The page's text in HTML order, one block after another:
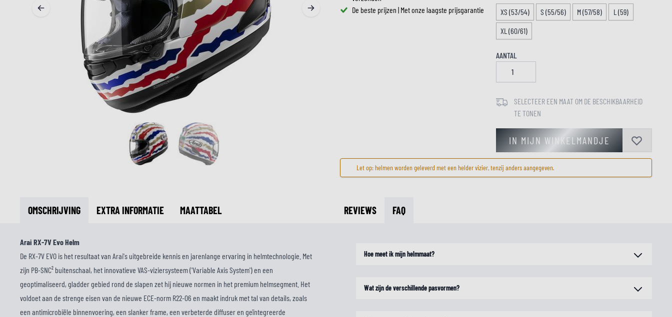
ZONNEVIZIEREN
MIDDEN & ONDERKLEDING
ONDERKLEDING
MIDDENKLEDING
COLLETJES & HELMMUTSEN
SOKKEN
KOELVESTEN
BESCHERMING & ACCESSOIRES
AIRBAGS
OVERHEMDEN
SOKKEN
TANKTASSEN
ZADELTASSEN
BAGAGEREKKEN & BEVESTIGINGEN
XS (53/54)
S (55/56) M (57/58)
L (59)
XL (60/61)
AANTAL
SELECTEER EEN MAAT OM DE BESCHIKBAARHEID
TE TONEN
IN MIJN WINKELMANDJE
De beste prijzen | Met onze laagste prijsgarantie
Let op: helmen worden geleverd met een helder vizier, tenzij anders aangegeven.
OMSCHRIJVING EXTRA INFORMATIE MAATTABEL REVIEWS FAQ
Arai RX-7V Evo Helm
De RX-7V EVO is het resultaat van Arai's uitgebreide kennis en jarenlange ervaring in helmtechnologie. Met
zijn PB-SNC² buitenschaal, het innovatieve VAS-viziersysteem ('Variable Axis System') en een
geoptimaliseerd, gladder gebied rond de slapen zet hij nieuwe normen in het premium helmsegment. Het
voldoet aan de strenge eisen van de nieuwe ECE-norm R22-06 en maakt indruk met tal van details, zoals
een antimicrobiële binnenvoering, een slanker frame, een verbeterde diffuser en geïntegreerde
Hoe meet ik mijn helmmaat?
Wat zijn de verschillende pasvormen?